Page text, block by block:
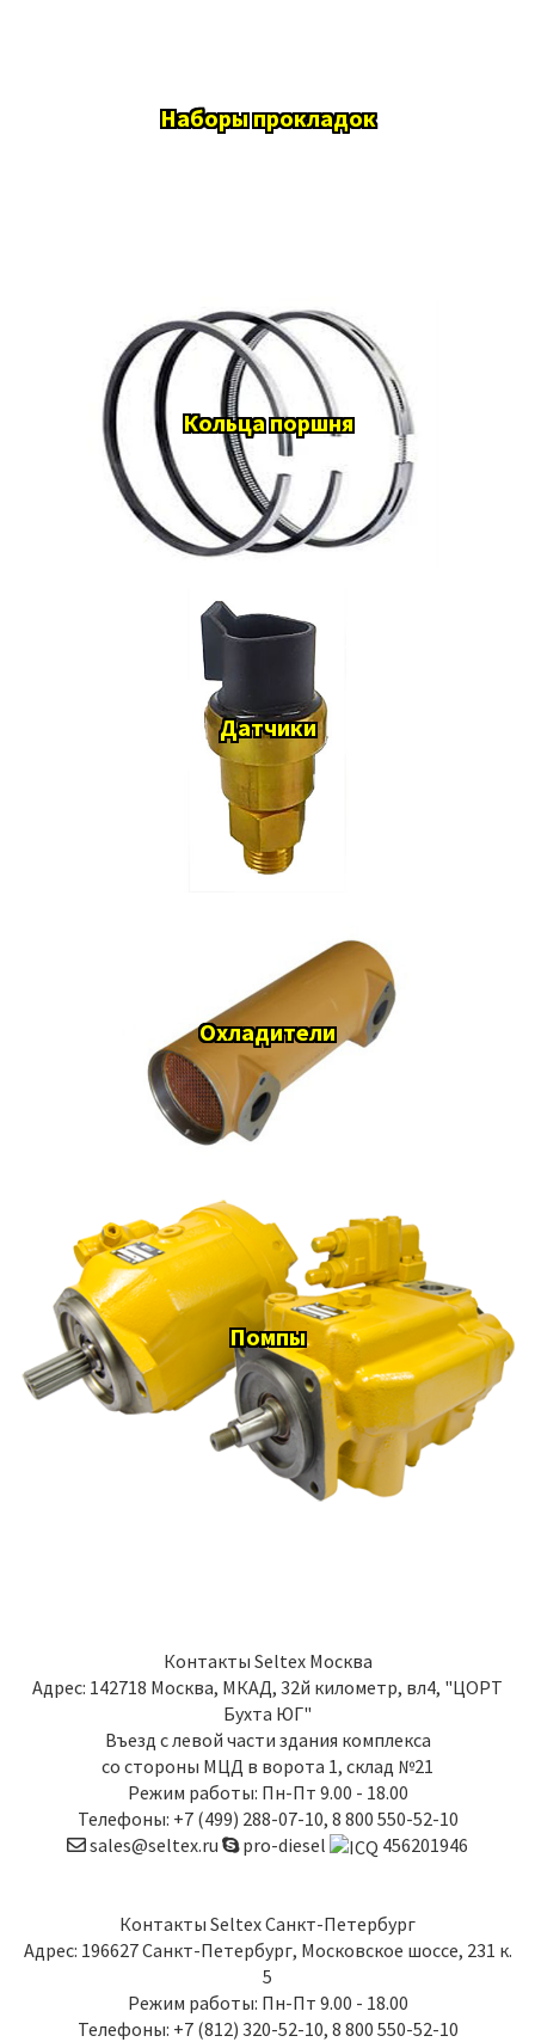
Наборы прокладок
Кольца поршня
Датчики
Охладители
Помпы
Контакты Seltex Москва
Адрес: 142718 Москва, МКАД, 32й километр, вл4, "ЦОРТ
Бухта ЮГ"
Въезд с левой части здания комплекса
со стороны МЦД в ворота 1, склад №21
Режим работы: Пн-Пт 9.00 - 18.00
Телефоны: +7 (499) 288-07-10, 8 800 550-52-10
sales@seltex.ru
pro-diesel 456201946
Контакты Seltex Санкт-Петербург
Адрес: 196627Санкт-Петербург, Московское шоссе, 231 к.
5
Режим работы: Пн-Пт 9.00 - 18.00
Телефоны: +7 (812) 320-52-10, 8 800 550-52-10